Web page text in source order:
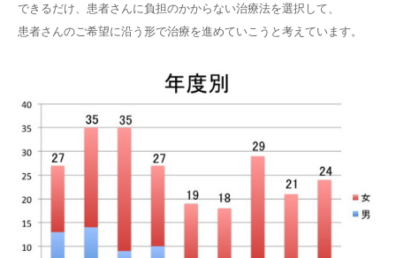
できるだけ、患者さんに負担のかからない治療法を選択して、
患者さんのご希望に沿う形で治療を進めていこうと考えています。